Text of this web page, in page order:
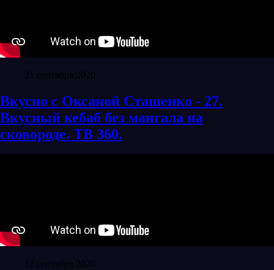
21 сентября 2020
Вкусно с Оксаной Сташенко - 27.
Вкусный кебаб без мангала на
сковороде. ТВ 360.
12 сентября 2020